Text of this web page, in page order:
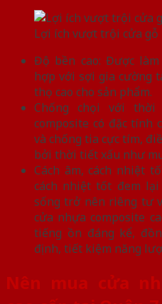
Lợi ích vượt trội cửa gỗ
Độ bền cao: Được
hợp với sợi gia cường
thọ cao cho sản phẩm.
Chống chọi với
composite có đặc tính
và chống tia cực tím,
bởi thời tiết xấu như
Cách âm, cách nhiệt
cách nhiệt tốt đem
sống trở nên riêng tư
cửa nhựa composite
tiếng ồn đáng kể,
định, tiết kiệm năng
Nên mua cửa